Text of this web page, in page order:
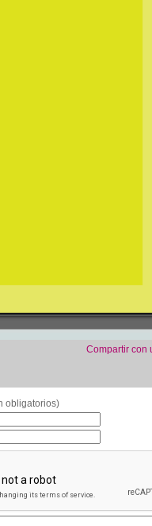
Compartir con
obligatorios)